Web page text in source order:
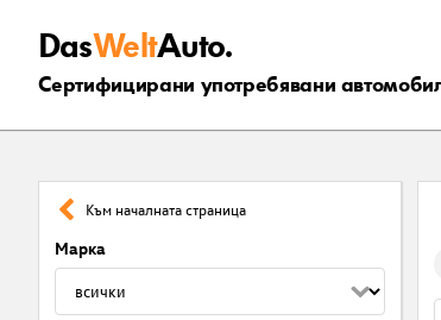
DasWeltAuto.
Сертифицирани употребявани
Към началната страница
Марка